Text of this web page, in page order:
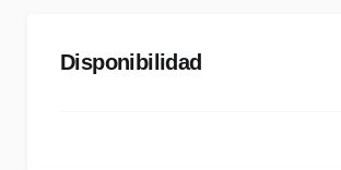
Disponibilidad